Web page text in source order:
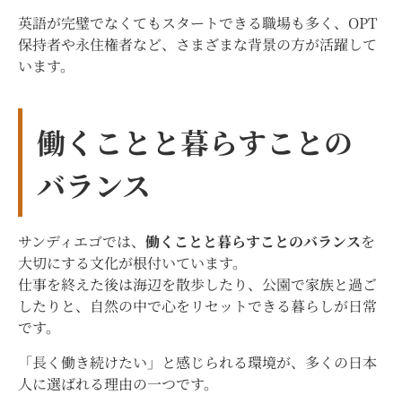
英語が完璧でなくてもスタートできる職場も多く、OPT
保持者や永住権者など、さまざまな背景の方が活躍して
います。
働くことと暮らすことの
バランス
サンディエゴでは、 働くことと暮らすことのバランスを
大切にする文化が根付いています。
仕事を終えた後は海辺を散歩したり、公園で家族と過ご
したりと、自然の中で心をリセットできる暮らしが日常
です。
「長く働き続けたい」と感じられる環境が、多くの日本
人に選ばれる理由の一つです。